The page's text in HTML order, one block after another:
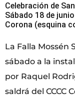
Celebración de
Sábado 18 de
Corona (esquina
La Falla Mossén
sábado a la
por Raquel
saldrá del CCCC